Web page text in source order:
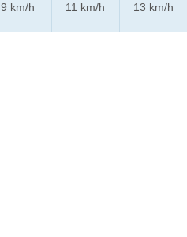
9 km/h
11 km/h
13 km/h